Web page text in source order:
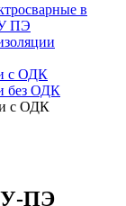
в
ПЭ
с ОДК
без ОДК
с ОДК
ПЭ